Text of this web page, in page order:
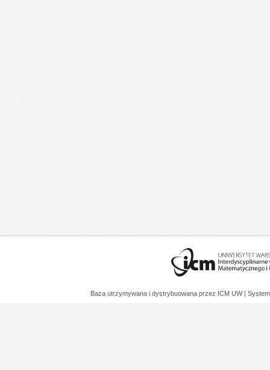
Baza utrzymywana i dystrybuowana przez ICM UW |